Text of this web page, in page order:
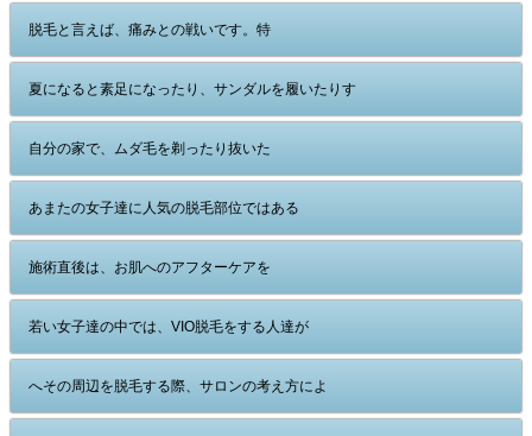
脱毛と言えば、痛みとの戦いです。特
夏になると素足になったり、サンダルを履いたりす
自分の家で、ムダ毛を剃ったり抜いた
あまたの女子達に人気の脱毛部位ではある
施術直後は、お肌へのアフターケアを
若い女子達の中では、VIO脱毛をする人達が
へその周辺を脱毛する際、サロンの考え方によ